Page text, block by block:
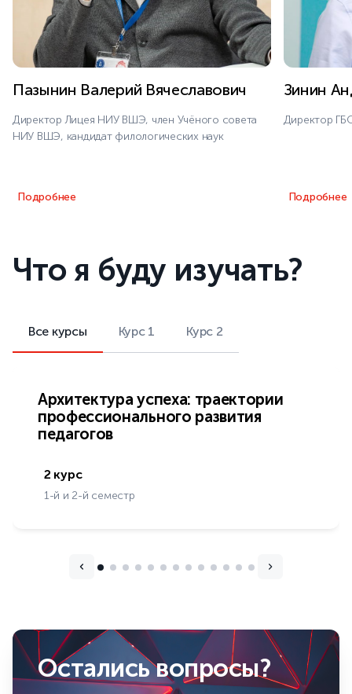
Пазынин Валерий Вячеславович
Директор Лицея НИУ ВШЭ, член Учёного совета
НИУ ВШЭ, кандидат филологических наук
Подробнее
Зинин
Директор
Подробнее
Что я буду изучать?
Все курсы Курс 1 Курс 2
Архитектура успеха: траектории
профессионального развития
педагогов
2 курс
1-й и 2-й семестр
Остались вопросы?